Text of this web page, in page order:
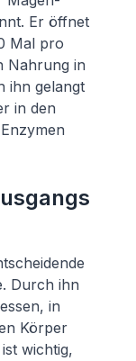
Er öffnet
Mal pro
Nahrung in
ihn gelangt
in den
Durch ihn
in
Körper
wichtig,